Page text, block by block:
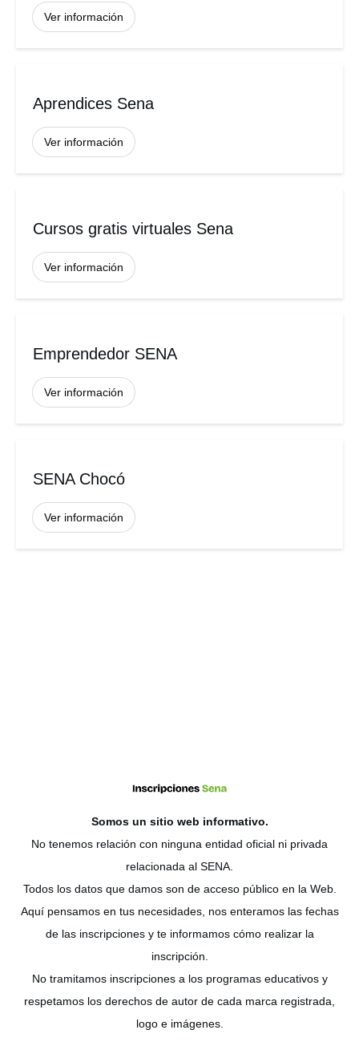
Ver información
Aprendices Sena
Ver información
Cursos gratis virtuales Sena
Ver información
Emprendedor SENA
Ver información
SENA Chocó
Ver información
Somos un sitio web informativo.
No tenemos relación con ninguna entidad oficial ni privada
relacionada al SENA.
Todos los datos que damos son de acceso público en la Web.
Aquí pensamos en tus necesidades, nos enteramos las fechas
de las inscripciones y te informamos cómo realizar la
inscripción.
No tramitamos inscripciones a los programas educativos y
respetamos los derechos de autor de cada marca registrada,
logo e imágenes.